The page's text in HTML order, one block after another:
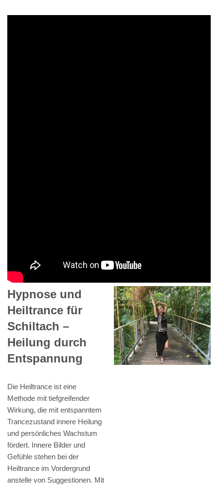
Hypnose und
Heiltrance für
Schiltach –
Heilung durch
Entspannung
Die Heiltrance ist eine
Methode mit tiefgreifender
Wirkung, die mit entspanntem
Trancezustand innere Heilung
und persönliches Wachstum
fördert. Innere Bilder und
Gefühle stehen bei der
Heiltrance im Vordergrund
anstelle von Suggestionen. Mit